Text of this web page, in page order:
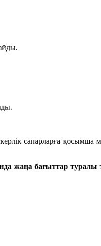
сапарларға қосымша
жаңа бағыттар